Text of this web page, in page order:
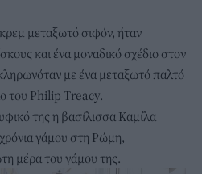
μεταξωτό σιφόν, ήταν
και ένα μοναδικό σχέδιο στον
με ένα μεταξωτό παλτό
του Philip Treacy.
της η βασίλισσα Καμίλα
γάμου στη Ρώμη,
μέρα του γάμου της.